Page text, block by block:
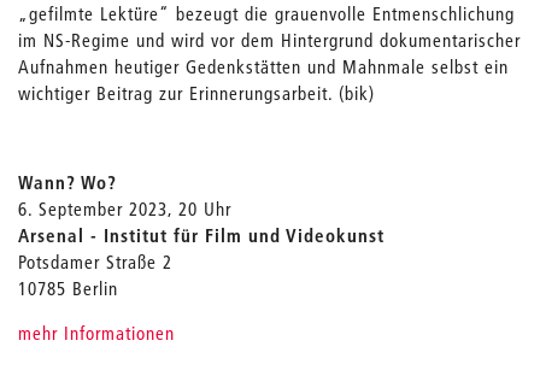
„gefilmte Lektüre“ bezeugt die grauenvolle Entmenschlichung
im NS-Regime und wird vor dem Hintergrund dokumentarischer
Aufnahmen heutiger Gedenkstätten und Mahnmale selbst ein
wichtiger Beitrag zur Erinnerungsarbeit. (bik)
Wann? Wo?
6. September 2023, 20 Uhr
Arsenal - Institut für Film und Videokunst
Potsdamer Straße 2
10785 Berlin
mehr Informationen